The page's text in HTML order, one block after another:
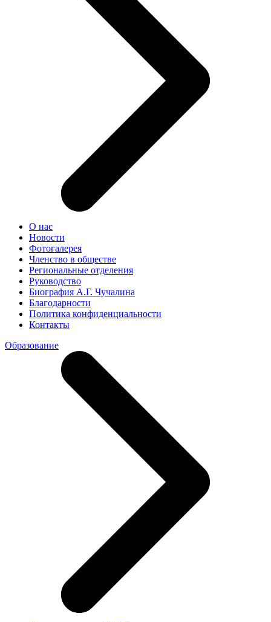
О нас
Новости
Фотогалерея
Членство в обществе
Региональные отделения
Руководство
Биография А.Г. Чучалина
Благодарности
Политика конфиденциальности
Контакты
Образование